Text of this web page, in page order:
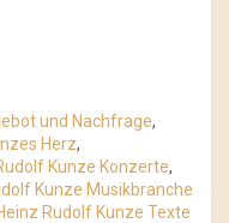
und Nachfrage,
Herz,
Kunze Konzerte,
Kunze Musikbranche
Rudolf Kunze Texte